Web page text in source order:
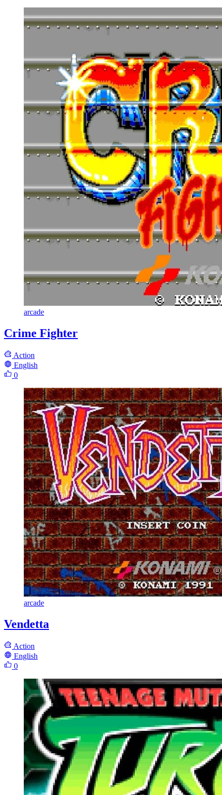
arcade
Crime Fighter
Action
English
0
arcade
Vendetta
Action
English
0